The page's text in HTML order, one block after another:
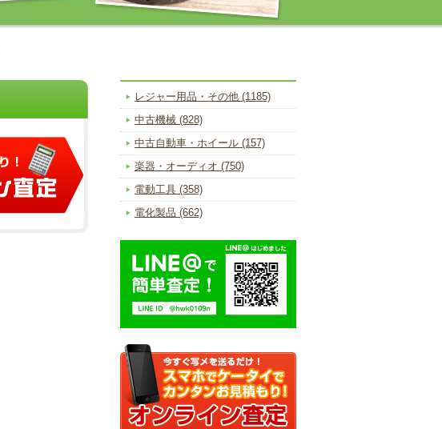
レジャー用品・その他 (1185)
中古機械 (828)
中古自動車・ホイール (157)
楽器・オーディオ (750)
電動工具 (358)
電化製品 (662)